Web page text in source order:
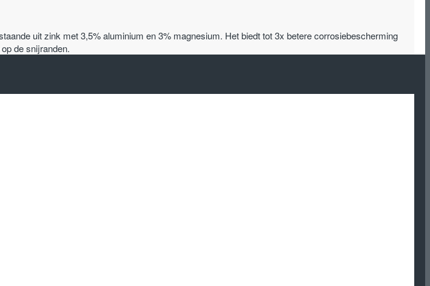
uit zink met 3,5% aluminium en 3% magnesium. Het biedt tot 3x betere corrosiebescherming
de snijranden.